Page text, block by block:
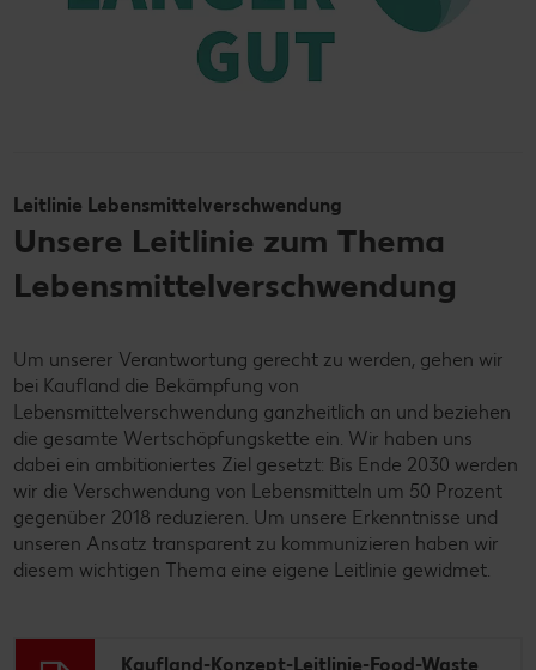
Leitlinie Lebensmittelverschwendung
Unsere Leitlinie zum Thema
Lebensmittelverschwendung
Um unserer Verantwortung gerecht zu werden, gehen wir
bei Kaufland die Bekämpfung von
Lebensmittelverschwendung ganzheitlich an und beziehen
die gesamte Wertschöpfungskette ein. Wir haben uns
dabei ein ambitioniertes Ziel gesetzt: Bis Ende 2030 werden
wir die Verschwendung von Lebensmitteln um 50 Prozent
gegenüber 2018 reduzieren. Um unsere Erkenntnisse und
unseren Ansatz transparent zu kommunizieren haben wir
diesem wichtigen Thema eine eigene Leitlinie gewidmet.
Kaufland-Konzept-Leitlinie-Food-Waste